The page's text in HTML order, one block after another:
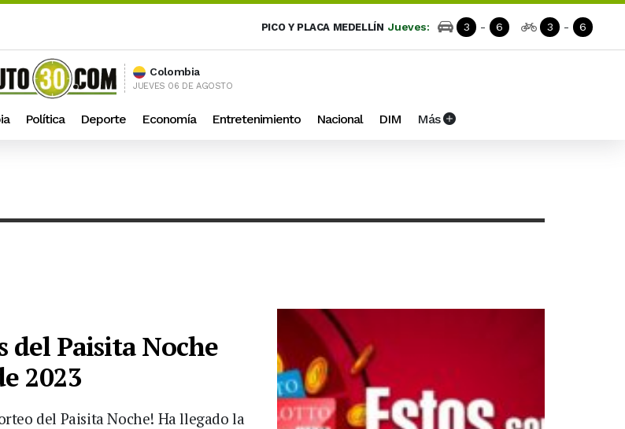
PICO Y PLACA MEDELLÍN Jueves: 3 - 6 3 - 6
Colombia
JUEVES 06 DE AGOSTO
Política Deporte Economía Entretenimiento Nacional DIM Más
del Paisita Noche
2023
del Paisita Noche! Ha llegado la